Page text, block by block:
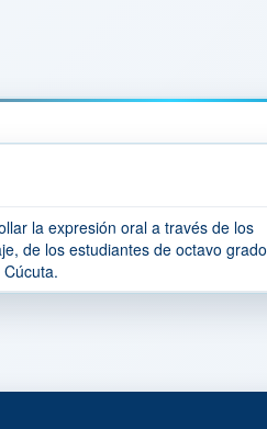
la expresión oral a través de los
de los estudiantes de octavo grado